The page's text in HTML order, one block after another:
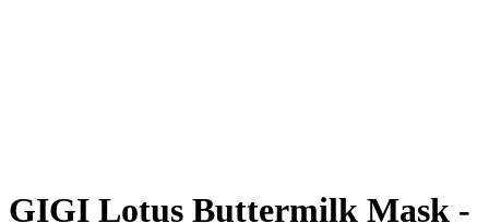
GIGI Lotus Buttermilk Mask -